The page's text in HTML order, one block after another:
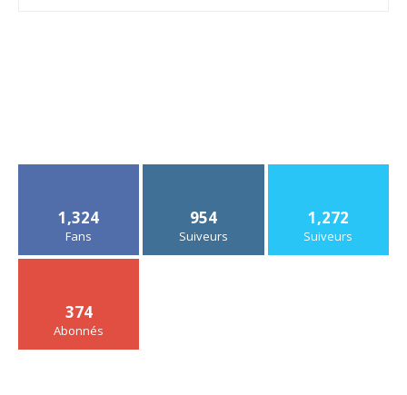
1,324
Fans
954
Suiveurs
1,272
Suiveurs
374
Abonnés